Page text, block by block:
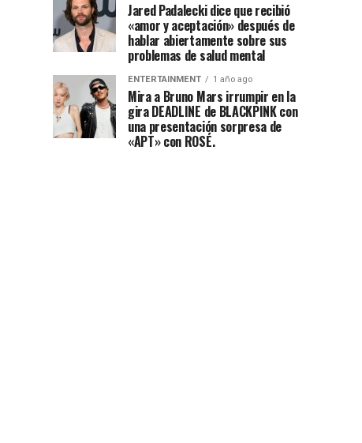
Jared Padalecki dice que recibió
«amor y aceptación» después de
hablar abiertamente sobre sus
problemas de salud mental
ENTERTAINMENT 1 año ago
Mira a Bruno Mars irrumpir en la
gira DEADLINE de BLACKPINK con
una presentación sorpresa de
«APT» con ROSÉ.